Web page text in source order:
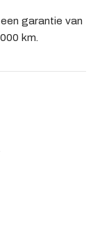
garantie van
km.